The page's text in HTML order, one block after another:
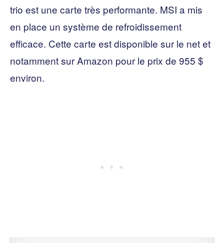
trio est une carte très performante. MSI a mis
en place un système de refroidissement
efficace. Cette carte est disponible sur le net et
notamment sur Amazon pour le prix de 955 $
environ.